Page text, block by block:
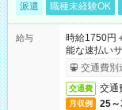
派遣 職種未経験OK
給与
時給1750円
能な速払い
交通費別
交通費 交通
月収例 25～